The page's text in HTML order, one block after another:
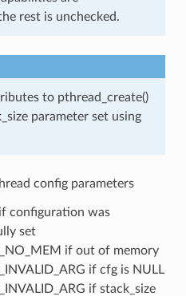
rest is unchecked.
to pthread_create()
parameter set using
config parameters
if configuration was
set
if out of memory
if cfg is NULL
if stack_size